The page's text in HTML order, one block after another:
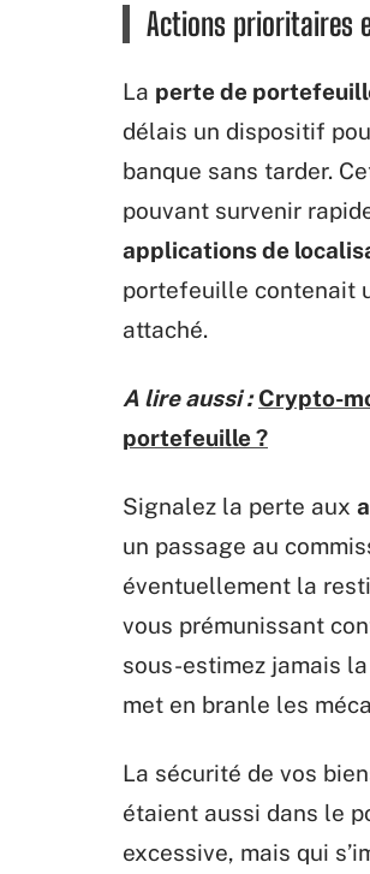
Actions prioritaires
La perte de
délais un dispositif
banque sans tarder.
pouvant survenir
applications de
portefeuille contenait
attaché.
A lire aussi : Crypto-
portefeuille ?
Signalez la perte aux
un passage au
éventuellement la
vous prémunissant
sous-estimez jamais
met en branle les
La sécurité de vos
étaient aussi dans le
excessive, mais qui